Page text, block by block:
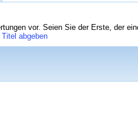
vor. Seien Sie der Erste, der
abgeben